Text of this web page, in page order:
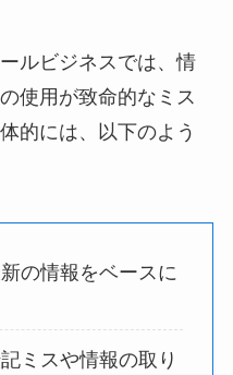
ルビジネスでは、情
使用が致命的なミス
的には、以下のよう
の情報をベースに
ミスや情報の取り